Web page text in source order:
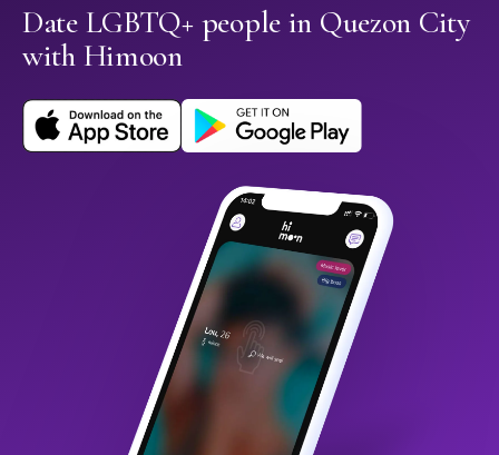
Date LGBTQ+ people in Quezon City
with Himoon